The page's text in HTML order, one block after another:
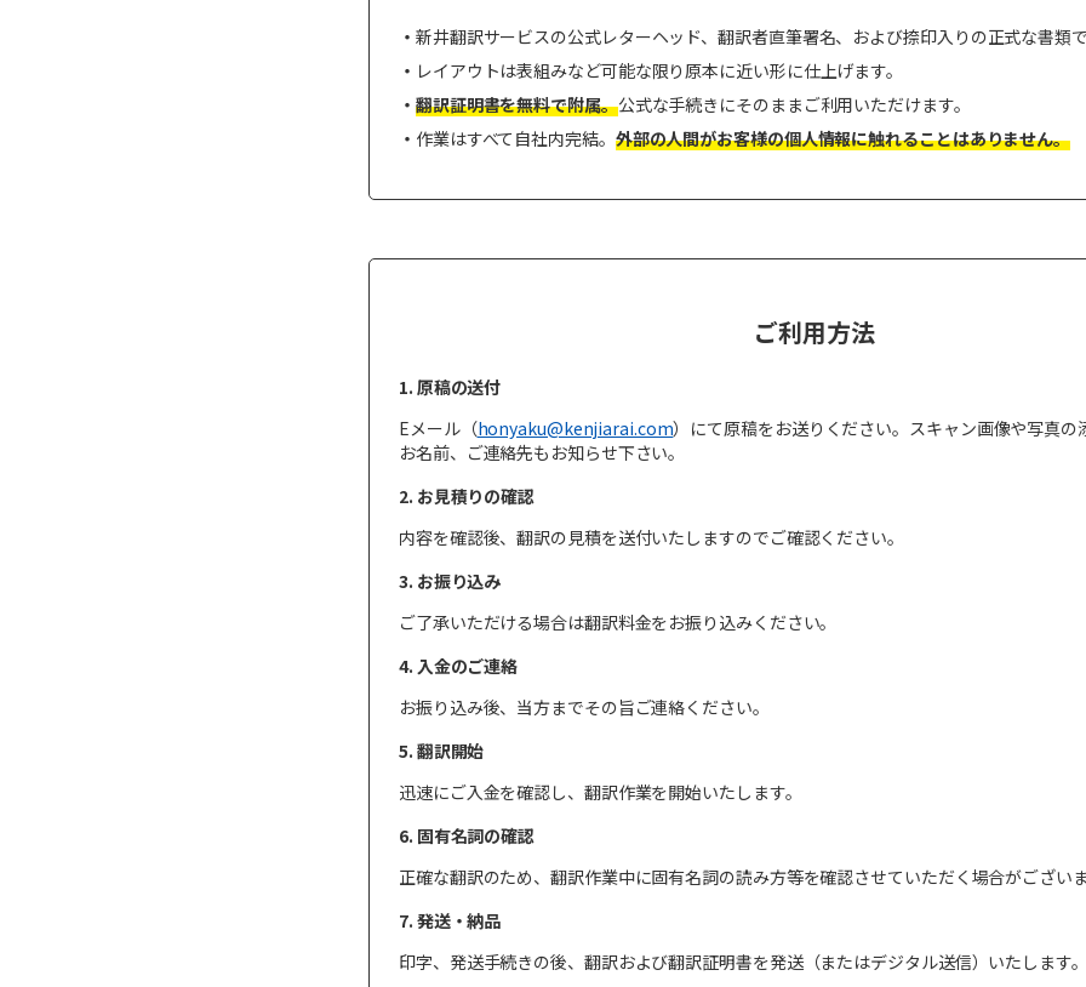
新井翻訳サービスの公式レターヘッド、翻訳者直筆署名、および捺印入りの正式な書類で
レイアウトは表組みなど可能な限り原本に近い形に仕上げます。
翻訳証明書を無料で附属。公式な手続きにそのままご利用いただけます。
作業はすべて自社内完結。 外部の人間がお客様の個人情報に触れることはありません。
ご利用方法
1. 原稿の送付
Eメール（honyaku@kenjiarai.com）にて原稿をお送りください。スキャン画像や写真の
お名前、ご連絡先もお知らせ下さい。
2. お見積りの確認
内容を確認後、翻訳の見積を送付いたしますのでご確認ください。
3. お振り込み
ご了承いただける場合は翻訳料金をお振り込みください。
4. 入金のご連絡
お振り込み後、当方までその旨ご連絡ください。
5. 翻訳開始
迅速にご入金を確認し、翻訳作業を開始いたします。
6. 固有名詞の確認
正確な翻訳のため、翻訳作業中に固有名詞の読み方等を確認させていただく場合がございま
7. 発送・納品
印字、発送手続きの後、翻訳および翻訳証明書を発送（またはデジタル送信）いたします。